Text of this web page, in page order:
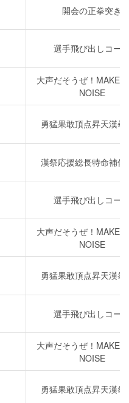
開会の正拳突き
選手飛び出しコー
大声だそうぜ！MAKE
NOISE
勇猛果敢頂点昇天漢拳
漢祭応援総長特命補佐
選手飛び出しコー
大声だそうぜ！MAKE
NOISE
勇猛果敢頂点昇天漢拳
選手飛び出しコー
大声だそうぜ！MAKE
NOISE
勇猛果敢頂点昇天漢拳